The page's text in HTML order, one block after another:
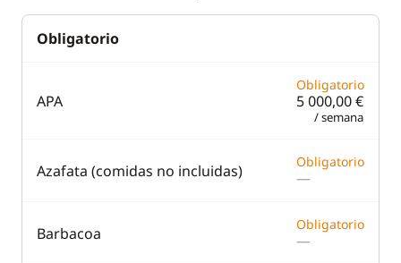
Ventiladores
WC eléctrico
Obligatorio
APA
Obligatorio
5 000,00 €
/ semana
Azafata (comidas no incluidas) Obligatorio
—
Barbacoa Obligatorio
—